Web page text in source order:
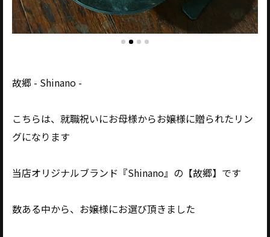
故郷 - Shinano -
こちらは、就職祝いにお母様からお嬢様に贈られたリン
グになります
当店オリジナルブランド『Shinano』の【故郷】です
数ある中から、お嬢様にお選び頂きました